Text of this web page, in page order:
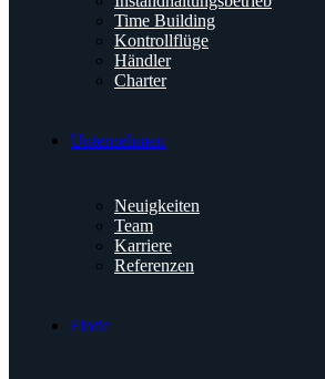
Time Building
Kontrollflüge
Händler
Charter
Unternehmen
Neuigkeiten
Team
Karriere
Referenzen
Flotte